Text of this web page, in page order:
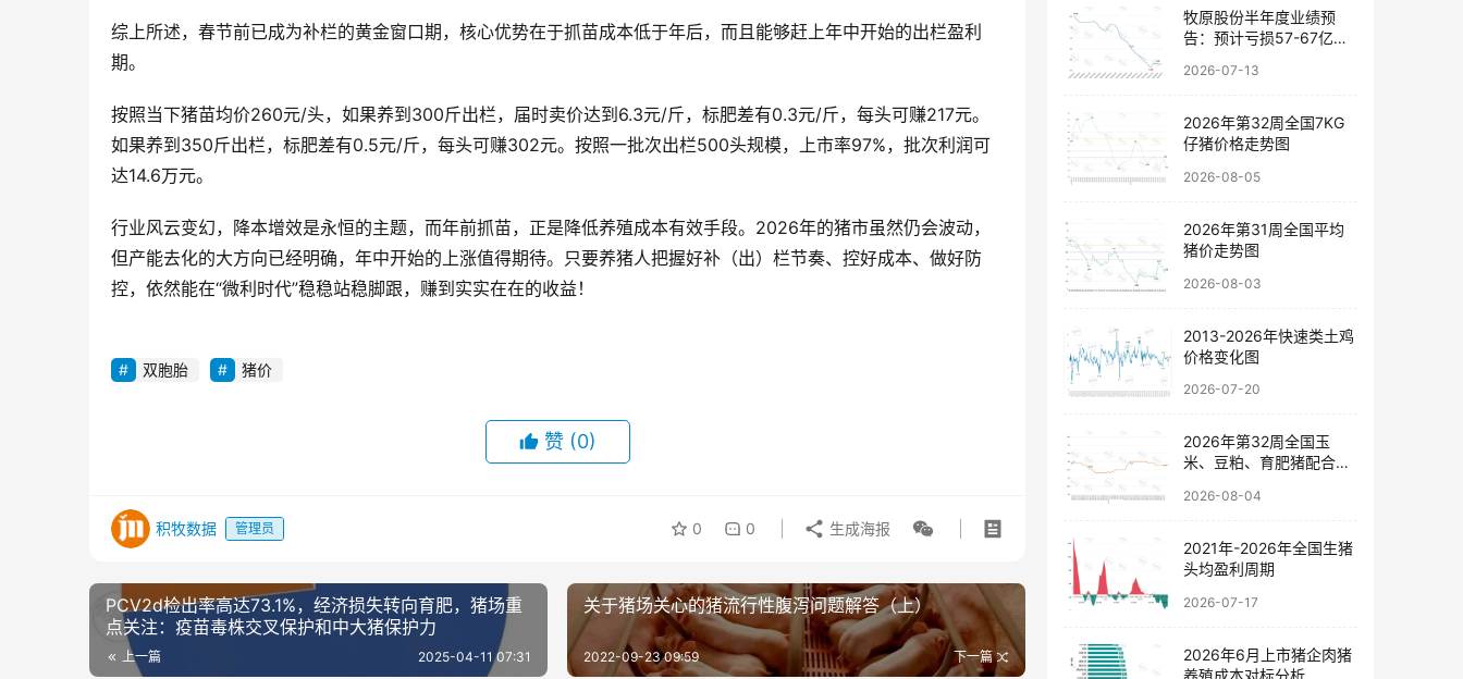
综上所述，春节前已成为补栏的黄金窗口期，核心优势在于抓苗成本低于年后，而且能够赶上年中开始的出栏盈利
期。
按照当下猪苗均价260元/头，如果养到300斤出栏，届时卖价达到6.3元/斤，标肥差有0.3元/斤，每头可赚217元。
如果养到350斤出栏，标肥差有0.5元/斤，每头可赚302元。按照一批次出栏500头规模，上市率97%，批次利润可
达14.6万元。
行业风云变幻，降本增效是永恒的主题，而年前抓苗，正是降低养殖成本有效手段。2026年的猪市虽然仍会波动，
但产能去化的大方向已经明确，年中开始的上涨值得期待。只要养猪人把握好补（出）栏节奏、控好成本、做好防
控，依然能在“微利时代”稳稳站稳脚跟，赚到实实在在的收益！
双胞胎 猪价
赞 (0)
积牧数据 管理员 0 0 生成海报
PCV2d检出率高达73.1%，经济损失转向育肥，猪场重
点关注：疫苗毒株交叉保护和中大猪保护力
上一篇 2025-04-11 07:31
关于猪场关心的猪流行性腹泻问题解答（上）
下一篇
2022-09-23 09:59
牧原股份半年度业绩预
告：预计亏损57-67亿
波动
2026-07-13
2026年第32周全国7KG
仔猪价格走势图
2026-08-05
2026年第31周全国平均
猪价走势图
2026-08-03
2013-2026年快速类土鸡
价格变化图
2026-07-20
2026年第32周全国玉
米、豆粕、育肥猪配合饲
2026-08-04
2021年-2026年全国生猪
头均盈利周期
2026-07-17
2026年6月上市猪企肉猪
养殖成本对标分析